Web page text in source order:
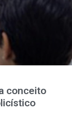
conceito